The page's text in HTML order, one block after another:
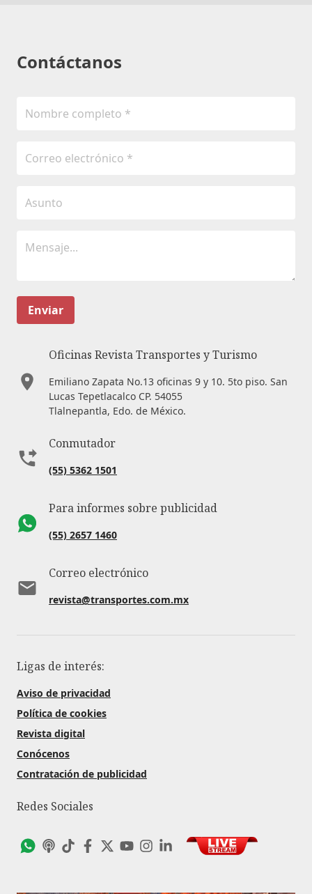
Contáctanos
Enviar
Oficinas Revista Transportes y Turismo
Emiliano Zapata No.13 oficinas 9 y 10. 5to piso. San
Lucas Tepetlacalco CP. 54055
Tlalnepantla, Edo. de México.
Conmutador
(55) 5362 1501
Para informes sobre publicidad
(55) 2657 1460
Correo electrónico
revista@transportes.com.mx
Ligas de interés:
Aviso de privacidad
Política de cookies
Revista digital
Conócenos
Contratación de publicidad
Redes Sociales